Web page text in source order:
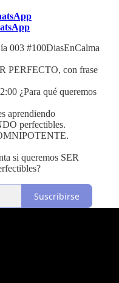
003 #100DiasEnCalma
PERFECTO, con frase
¿Para qué queremos
aprendiendo
perfectibles.
si queremos SER
Suscribirse